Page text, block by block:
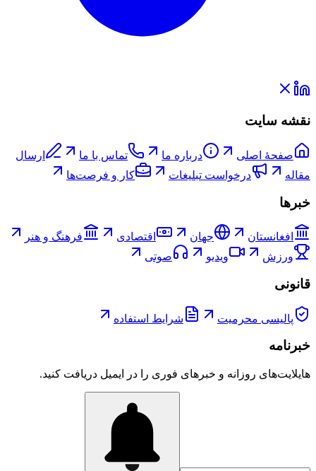
نقشه سایت
صفحۀ اصلی درباره ما تماس با ما
ارسال
مقاله
درخواست تبلیغات کار و فرصت‌ها
خبرها
افغانستان جهان اقتصادی
فرهنگ و هنر
ورزش
ویدیو صوتی
قانونی
پالیسی محرمیت شرایط استفاده
خبرنامه
هایلایت‌های روزانه و خبرهای فوری را در ایمیل دریافت کنید.